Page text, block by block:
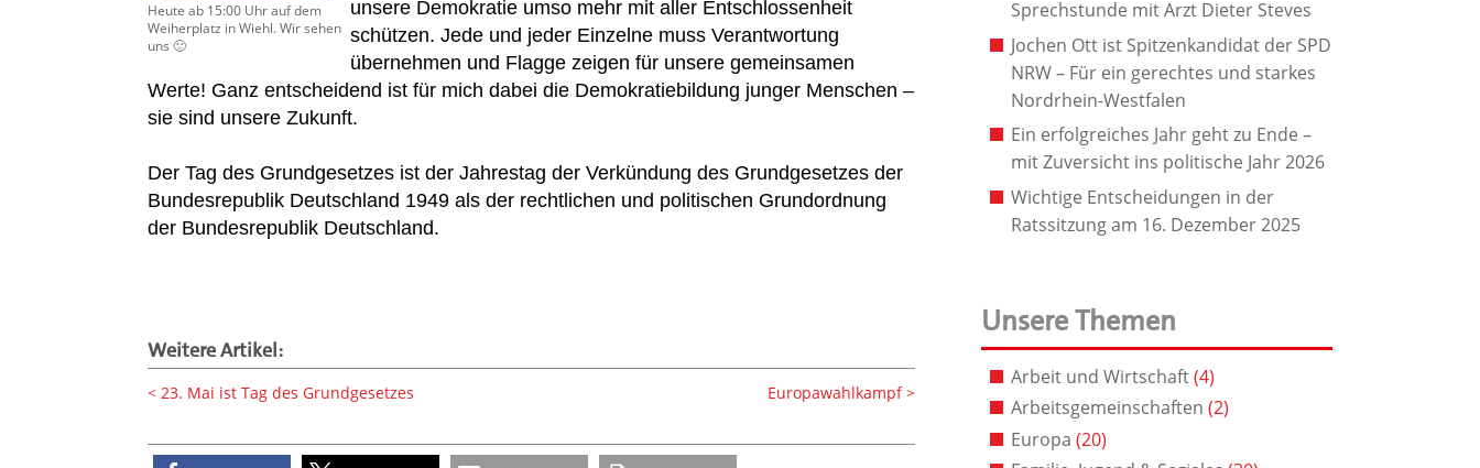
Heute ab 15:00 Uhr auf dem
Weiherplatz in Wiehl. Wir sehen
uns 🙂
unsere Demokratie umso mehr mit aller Entschlossenheit
schützen. Jede und jeder Einzelne muss Verantwortung
übernehmen und Flagge zeigen für unsere gemeinsamen
Werte! Ganz entscheidend ist für mich dabei die Demokratiebildung junger Menschen –
sie sind unsere Zukunft.
Der Tag des Grundgesetzes ist der Jahrestag der Verkündung des Grundgesetzes der
Bundesrepublik Deutschland 1949 als der rechtlichen und politischen Grundordnung
der Bundesrepublik Deutschland.
Weitere Artikel:
23. Mai ist Tag des Grundgesetzes Europawahlkampf
Sprechstunde mit Arzt Dieter Steves
Jochen Ott ist Spitzenkandidat der SPD
NRW – Für ein gerechtes und starkes
Nordrhein-Westfalen
Ein erfolgreiches Jahr geht zu Ende –
mit Zuversicht ins politische Jahr 2026
Wichtige Entscheidungen in der
Ratssitzung am 16. Dezember 2025
Unsere Themen
Arbeit und Wirtschaft(4)
Arbeitsgemeinschaften (2)
Europa (20)